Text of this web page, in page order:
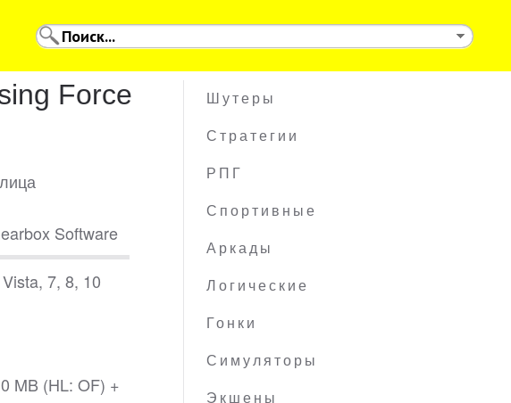
Force
Software
7, 8, 10
MB (HL: OF) +
Шутеры
Стратегии
РПГ
Спортивные
Аркады
Логические
Гонки
Симуляторы
Экшены